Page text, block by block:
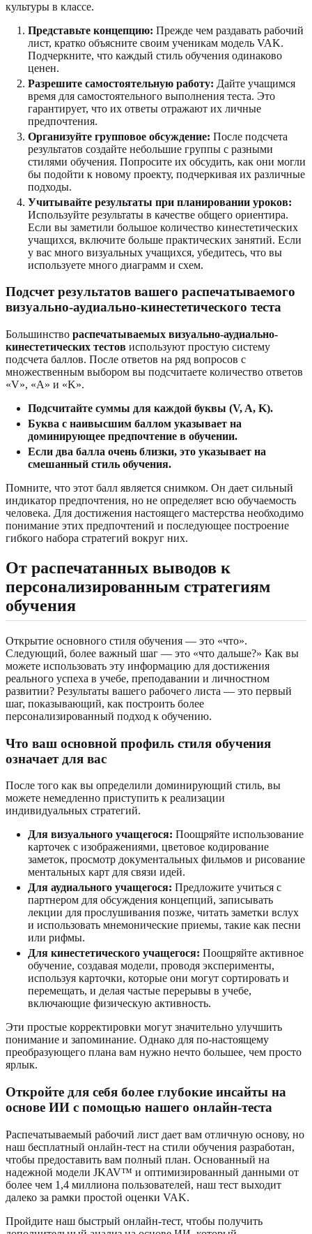
культуры в классе.
Представьте концепцию: Прежде чем раздавать рабочий
лист, кратко объясните своим ученикам модель VAK.
Подчеркните, что каждый стиль обучения одинаково
ценен.
Разрешите самостоятельную работу: Дайте учащимся
время для самостоятельного выполнения теста. Это
гарантирует, что их ответы отражают их личные
предпочтения.
Организуйте групповое обсуждение: После подсчета
результатов создайте небольшие группы с разными
стилями обучения. Попросите их обсудить, как они могли
бы подойти к новому проекту, подчеркивая их различные
подходы.
Учитывайте результаты при планировании уроков:
Используйте результаты в качестве общего ориентира.
Если вы заметили большое количество кинестетических
учащихся, включите больше практических занятий. Если
у вас много визуальных учащихся, убедитесь, что вы
используете много диаграмм и схем.
Подсчет результатов вашего распечатываемого
визуально-аудиально-кинестетического теста
Большинство распечатываемых визуально-аудиально-
кинестетических тестов используют простую систему
подсчета баллов. После ответов на ряд вопросов с
множественным выбором вы подсчитаете количество ответов
«V», «A» и «K».
Подсчитайте суммы для каждой буквы (V, A, K).
Буква с наивысшим баллом указывает на
доминирующее предпочтение в обучении.
Если два балла очень близки, это указывает на
смешанный стиль обучения.
Помните, что этот балл является снимком. Он дает сильный
индикатор предпочтения, но не определяет всю обучаемость
человека. Для достижения настоящего мастерства необходимо
понимание этих предпочтений и последующее построение
гибкого набора стратегий вокруг них.
От распечатанных выводов к
персонализированным стратегиям
обучения
Открытие основного стиля обучения — это «что».
Следующий, более важный шаг — это «что дальше?» Как вы
можете использовать эту информацию для достижения
реального успеха в учебе, преподавании и личностном
развитии? Результаты вашего рабочего листа — это первый
шаг, показывающий, как построить более
персонализированный подход к обучению.
Что ваш основной профиль стиля обучения
означает для вас
После того как вы определили доминирующий стиль, вы
можете немедленно приступить к реализации
индивидуальных стратегий.
Для визуального учащегося: Поощряйте использование
карточек с изображениями, цветовое кодирование
заметок, просмотр документальных фильмов и рисование
ментальных карт для связи идей.
Для аудиального учащегося: Предложите учиться с
партнером для обсуждения концепций, записывать
лекции для прослушивания позже, читать заметки вслух
и использовать мнемонические приемы, такие как песни
или рифмы.
Для кинестетического учащегося: Поощряйте активное
обучение, создавая модели, проводя эксперименты,
используя карточки, которые они могут сортировать и
перемещать, и делая частые перерывы в учебе,
включающие физическую активность.
Эти простые корректировки могут значительно улучшить
понимание и запоминание. Однако для по-настоящему
преобразующего плана вам нужно нечто большее, чем просто
ярлык.
Откройте для себя более глубокие инсайты на
основе ИИ с помощью нашего онлайн-теста
Распечатываемый рабочий лист дает вам отличную основу, но
наш бесплатный онлайн-тест на стили обучения разработан,
чтобы предоставить вам полный план. Основанный на
надежной модели JKAV™ и оптимизированный данными от
более чем 1,4 миллиона пользователей, наш тест выходит
далеко за рамки простой оценки VAK.
Пройдите наш быстрый онлайн-тест, чтобы получить